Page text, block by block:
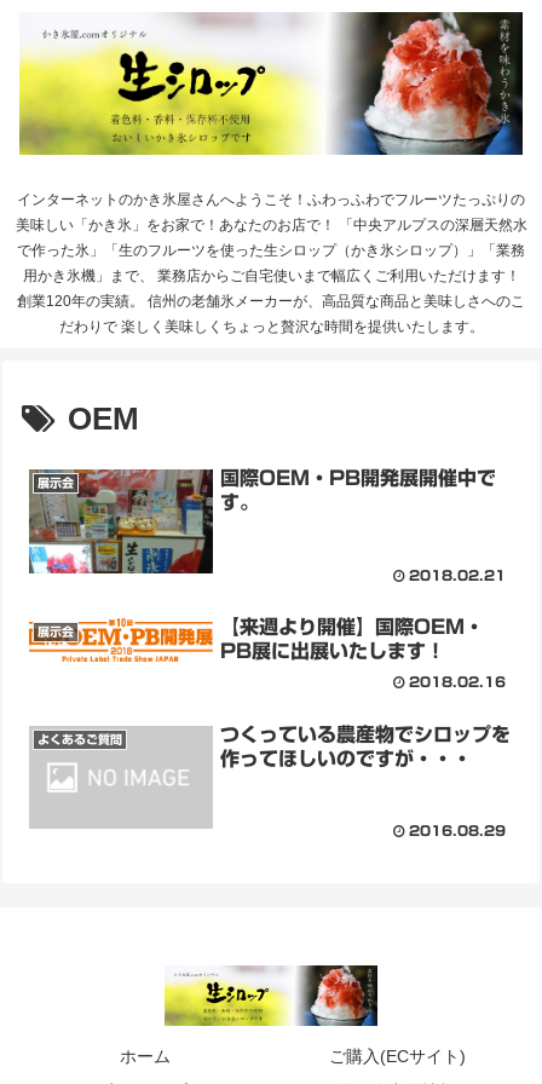
インターネットのかき氷屋さんへようこそ！ふわっふわでフルーツたっぷりの
美味しい「かき氷」をお家で！あなたのお店で！ 「中央アルプスの深層天然水
で作った氷」「生のフルーツを使った生シロップ（かき氷シロップ）」「業務
用かき氷機」まで、 業務店からご自宅使いまで幅広くご利用いただけます！
創業120年の実績。 信州の老舗氷メーカーが、高品質な商品と美味しさへのこ
だわりで 楽しく美味しくちょっと贅沢な時間を提供いたします。
OEM
展示会
国際OEM・PB開発展開催中で
す。
2018.02.21
展示会
【来週より開催】国際OEM・
PB展に出展いたします！
2018.02.16
よくあるご質問
つくっている農産物でシロップを
作ってほしいのですが・・・
2016.08.29
ホーム
ご購入(ECサイト)